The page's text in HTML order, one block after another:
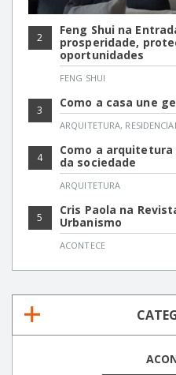
2
Feng Shui na
prosperidade,
oportunidades
FENG SHUI
3 Como a casa une
ARQUITETURA,
4
Como a arquitetura
da sociedade
ARQUITETURA
5
Cris Paola na
Urbanismo
ACONTECE